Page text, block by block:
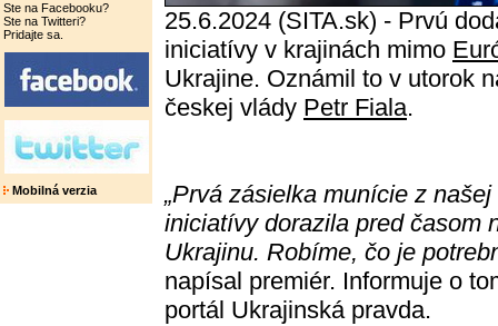
Ste na Facebooku?
Ste na Twitteri?
Pridajte sa.
Mobilná verzia
25.6.2024 (SITA.sk) - Prvú
iniciatívy v krajinách mimo
Ukrajine. Oznámil to v utorok
českej vlády Petr Fiala.
„Prvá zásielka munície z našej
iniciatívy dorazila pred časom
Ukrajinu. Robíme, čo je
napísal premiér. Informuje o
portál Ukrajinská pravda.